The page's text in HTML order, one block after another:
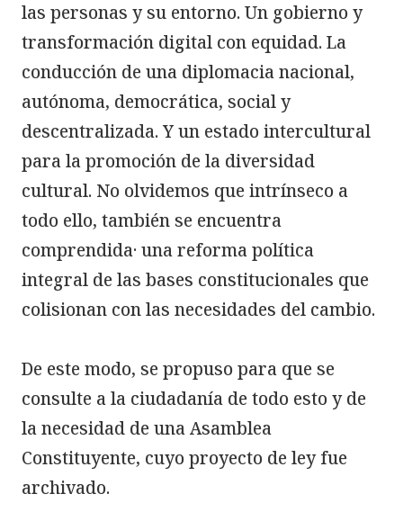
las personas y su entorno. Un gobierno y
transformación digital con equidad. La
conducción de una diplomacia nacional,
autónoma, democrática, social y
descentralizada. Y un estado intercultural
para la promoción de la diversidad
cultural. No olvidemos que intrínseco a
todo ello, también se encuentra
comprendida· una reforma política
integral de las bases constitucionales que
colisionan con las necesidades del cambio.
De este modo, se propuso para que se
consulte a la ciudadanía de todo esto y de
la necesidad de una Asamblea
Constituyente, cuyo proyecto de ley fue
archivado.